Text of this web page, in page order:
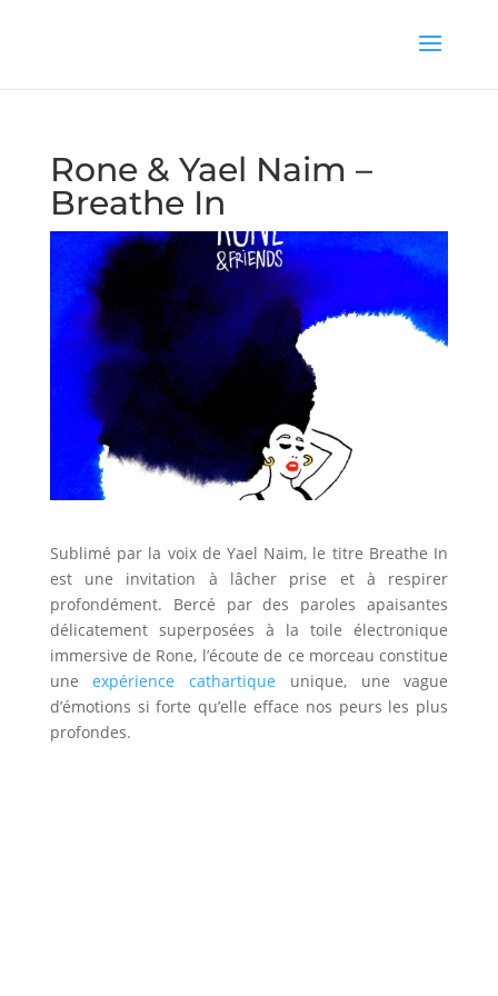
Rone & Yael Naim –
Breathe In
Sublimé par la voix de Yael Naim, le titre Breathe In
est une invitation à lâcher prise et à respirer
profondément. Bercé par des paroles apaisantes
délicatement superposées à la toile électronique
immersive de Rone, l’écoute de ce morceau constitue
uneexpérience cathartique unique, une vague
d’émotions si forte qu’elle efface nos peurs les plus
profondes.